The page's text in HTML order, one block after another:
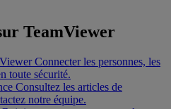
TeamViewer
Connecter les personnes, les
toute sécurité.
Consultez les articles de
notre équipe.